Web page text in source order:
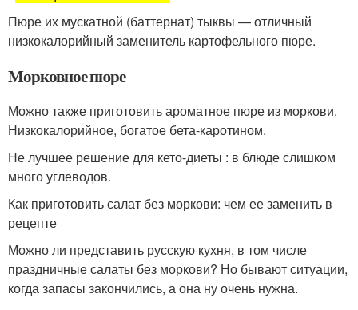
Пюре их мускатной (баттернат) тыквы — отличный
низкокалорийный заменитель картофельного пюре.
Морковное пюре
Можно также приготовить ароматное пюре из моркови.
Низкокалорийное, богатое бета-каротином.
Не лучшее решение для кето-диеты : в блюде слишком
много углеводов.
Как приготовить салат без моркови: чем ее заменить в
рецепте
Можно ли представить русскую кухня, в том числе
праздничные салаты без моркови? Но бывают ситуации,
когда запасы закончились, а она ну очень нужна.